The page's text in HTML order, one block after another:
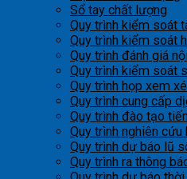
Sổ tay chất lượng
Quy trình kiểm soát
Quy trình kiểm soát
Quy trình đánh giá
Quy trình kiểm soát
Quy trình họp xem
Quy trình cung cấp
Quy trình đào tạo
Quy trình nghiên cứu
Quy trình dự báo lũ
Quy trình ra thông